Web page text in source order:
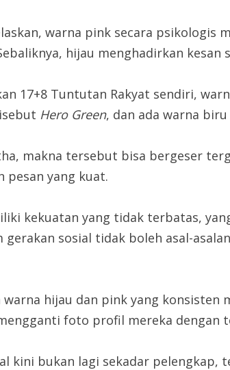
warna pink secara psikologis
hijau menghadirkan
17+8 Tuntutan Rakyat sendiri,
Hero Green, dan ada warna
makna tersebut bisa bergeser
pesan yang kuat.
kekuatan yang tidak terbatas,
gerakan sosial tidak boleh asal-
warna hijau dan pink yang
foto profil mereka dengan
kini bukan lagi sekadar